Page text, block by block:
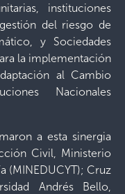
instituciones
del riesgo de
y Sociedades
la implementación
al Cambio
Nacionales
a esta sinergia
Civil, Ministerio
(MINEDUCYT); Cruz
Andrés Bello,